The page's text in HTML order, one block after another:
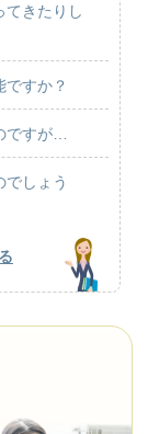
てきたりし
すか？
ですが…
しょう